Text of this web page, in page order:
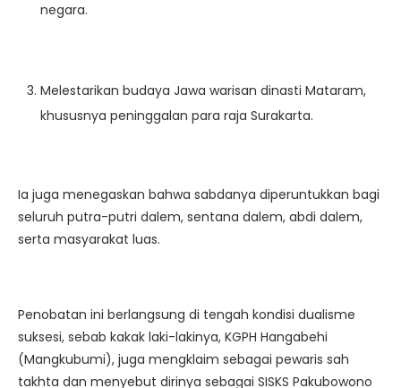
negara.
Melestarikan budaya Jawa warisan dinasti Mataram,
khususnya peninggalan para raja Surakarta.
Ia juga menegaskan bahwa sabdanya diperuntukkan bagi
seluruh putra-putri dalem, sentana dalem, abdi dalem,
serta masyarakat luas.
Penobatan ini berlangsung di tengah kondisi dualisme
suksesi, sebab kakak laki-lakinya, KGPH Hangabehi
(Mangkubumi), juga mengklaim sebagai pewaris sah
takhta dan menyebut dirinya sebagai SISKS Pakubowono